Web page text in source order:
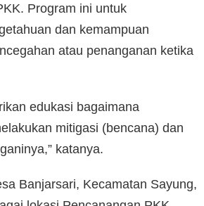
Program ini untuk
dan kemampuan
atau penanganan ketika
edukasi bagaimana
mitigasi (bencana) dan
katanya.
Banjarsari, Kecamatan Sayung,